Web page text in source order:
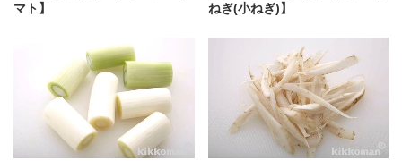
マト】
ねぎ(小ねぎ)】